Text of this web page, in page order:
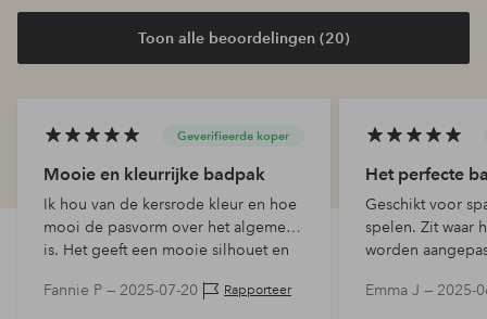
Toon alle beoordelingen (20)
Geverifieerde koper
Mooie en kleurrijke badpak
Ik hou van de kersrode kleur en hoe
mooi de pasvorm over het algemeen
is. Het geeft een mooie silhouet en
bij de gesp op de rug en vrij…
Fannie P — 2025-07-20 Rapporteer
Het perfecte
Geschikt voor
spelen. Zit waar
worden
omdat ik vond
Emma J — 2025-